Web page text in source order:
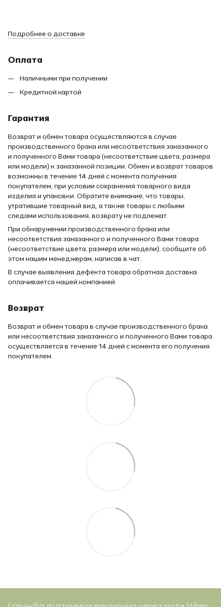
Подробнее о доставке
Оплата
Наличными при получении
Кредитной картой
Гарантия
Возврат и обмен товара осуществляются в случае
производственного брака или несоответствия заказанного
и полученного Вами товара (несоответствие цвета, размера
или модели) к заказанной позиции. Обмен и возврат товаров
возможны в течение 14 дней с момента получения
покупателем, при условии сохранения товарного вида
изделия и упаковки. Обратите внимание, что товары,
утратившие товарный вид, а также товары с любыми
следами использования, возврату не подлежат.
При обнаружении производственного брака или
несоответствия заказанного и полученного Вами товара
(несоответствие цвета, размера или модели), сообщите об
этом нашим менеджерам, написав в чат.
В случае выявления дефекта товара обратная доставка
оплачивается нашей компанией.
Возврат
Возврат и обмен товара в случае производственного брака
или несоответствия заказанного и полученного Вами товара
осуществляется в течение 14 дней с момента его получения
покупателем.